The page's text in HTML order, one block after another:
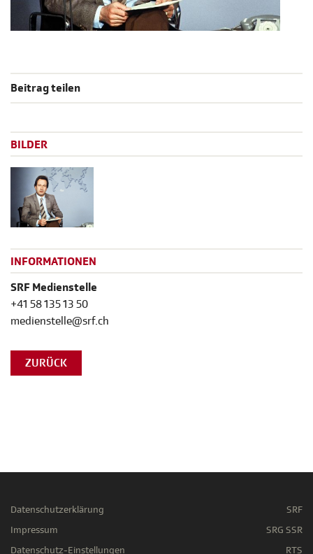
Beitrag teilen
BILDER
INFORMATIONEN
SRF Medienstelle
+41 58 135 13 50
medienstelle@srf.ch
ZURÜCK
Datenschutzerklärung
Impressum
Datenschutz-Einstellungen
SRF
SRG SSR
RTS